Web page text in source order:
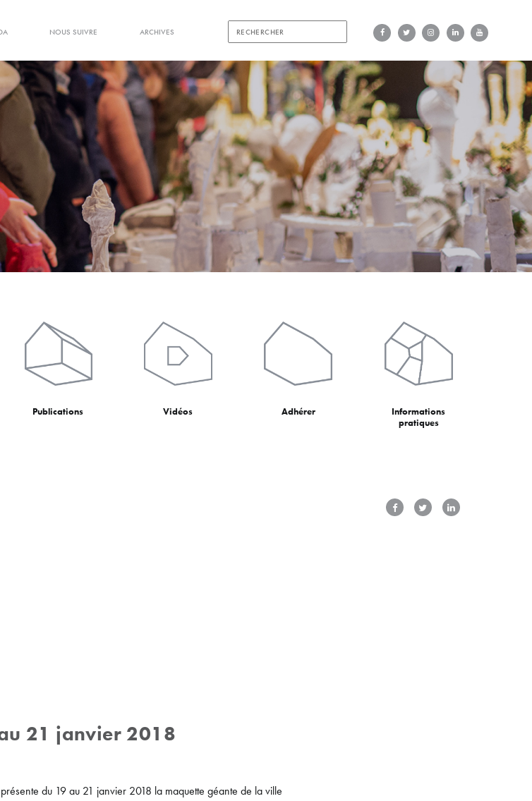
NOUS SUIVRE ARCHIVES
Publications Vidéos Adhérer
Informations
pratiques
21 janvier 2018
du 19 au 21 janvier 2018 la maquette géante de la ville